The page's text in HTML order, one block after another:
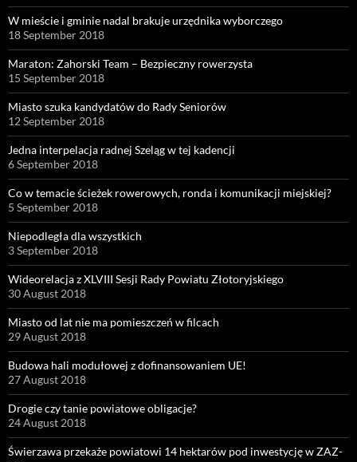
W mieście i gminie nadal brakuje urzędnika wyborczego
18 September 2018
Maraton: Zahorski Team – Bezpieczny rowerzysta
15 September 2018
Miasto szuka kandydatów do Rady Seniorów
12 September 2018
Jedna interpelacja radnej Szeląg w tej kadencji
6 September 2018
Co w temacie ścieżek rowerowych, ronda i komunikacji miejskiej?
5 September 2018
Niepodległa dla wszystkich
3 September 2018
Wideorelacja z XLVIII Sesji Rady Powiatu Złotoryjskiego
30 August 2018
Miasto od lat nie ma pomieszczeń w filcach
29 August 2018
Budowa hali modułowej z dofinansowaniem UE!
27 August 2018
Drogie czy tanie powiatowe obligacje?
24 August 2018
Świerzawa przekaże powiatowi 14 hektarów pod inwestycję w ZAZ-